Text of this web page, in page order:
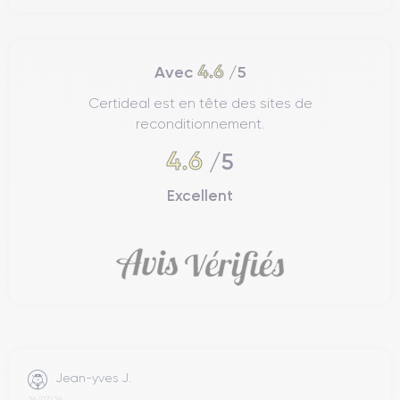
dimensions de146,7 x 71,5 x 7,65 mm et un poids de 173
. Sa forme arrondie et sa petite taille le rendent facile
de l'iPhone 13 permet une
arrondis et sa petite taille permettent de le garder facilement
L'iPhone 13 est doté d'un écran de 6,1 pouces
une grande surface d'affichage pour regarder des vidéos,
Avec 4.6/5
Certideal est en tête des sites de
reconditionnement.
4.6 /5
Excellent
Jean-yves J.